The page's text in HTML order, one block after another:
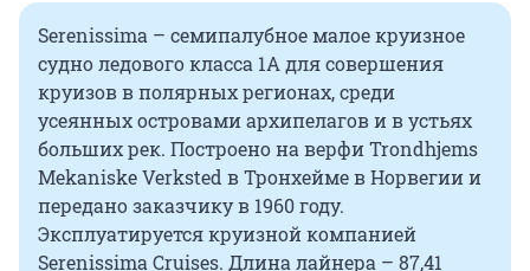
Serenissima – семипалубное малое круизное
судно ледового класса 1A для совершения
круизов в полярных регионах, среди
усеянных островами архипелагов и в устьях
больших рек. Построено на верфи Trondhjems
Mekaniske Verksted в Тронхейме в Норвегии и
передано заказчику в 1960 году.
Эксплуатируется круизной компанией
Serenissima Cruises. Длина лайнера – 87,41